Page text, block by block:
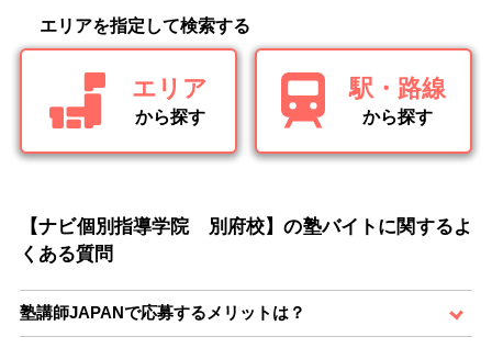
エリアを指定して検索する
エリア
から探す
駅・路線
から探す
【ナビ個別指導学院 別府校】の塾バイトに関するよ
くある質問
塾講師JAPANで応募するメリットは？